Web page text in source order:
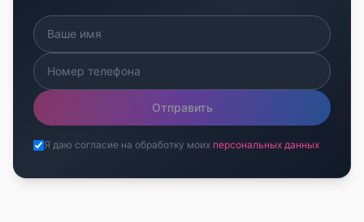
Отправить
Я даю согласие на обработку моих персональных данных